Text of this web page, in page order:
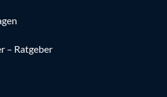
– Ratgeber